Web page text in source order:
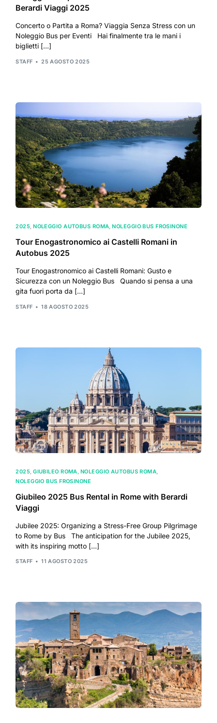
Berardi Viaggi 2025
Concerto o Partita a Roma? Viaggia Senza Stress con un
Noleggio Bus per Eventi Hai finalmente tra le mani i
biglietti […]
STAFF 25 AGOSTO 2025
2025,NOLEGGIO AUTOBUS ROMA,NOLEGGIO BUS FROSINONE
Tour Enogastronomico ai Castelli Romani in
Autobus 2025
Tour Enogastronomico ai Castelli Romani: Gusto e
Sicurezza con un Noleggio Bus Quando si pensa a una
gita fuori porta da […]
STAFF 18 AGOSTO 2025
2025,GIUBILEO ROMA, NOLEGGIO AUTOBUS ROMA,
NOLEGGIO BUS FROSINONE
Giubileo 2025 Bus Rental in Rome with Berardi
Viaggi
Jubilee 2025: Organizing a Stress-Free Group Pilgrimage
to Rome by Bus The anticipation for the Jubilee 2025,
with its inspiring motto […]
STAFF 11 AGOSTO 2025